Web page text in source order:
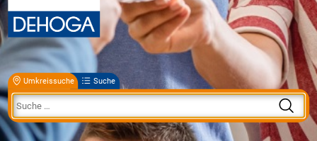
Umkreissuche Suche